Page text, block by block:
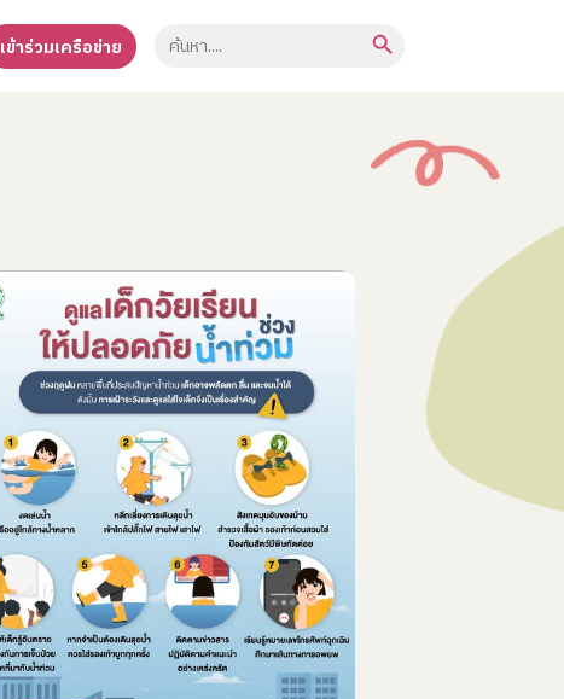
เข้าร่วมเครือข่าย
Search
for: